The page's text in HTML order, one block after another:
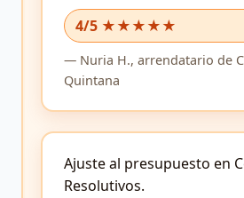
4/5 ★★★★★
— Nuria H., arrendatario de
Quintana
Ajuste al presupuesto en
Resolutivos.